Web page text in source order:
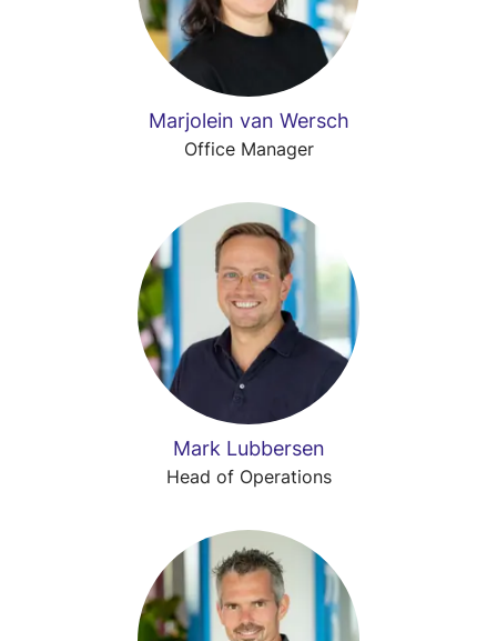
Marjolein van Wersch
Office Manager
Mark Lubbersen
Head of Operations